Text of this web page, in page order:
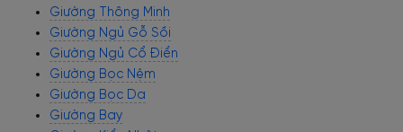
Giường Thông Minh
Giường Ngủ Gỗ Sồi
Giường Ngủ Cổ Điển
Giường Bọc Nệm
Giường Bọc Da
Giường Bay